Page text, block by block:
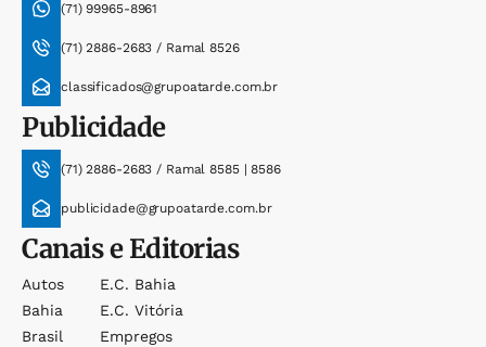
(71) 99965-8961
(71) 2886-2683 / Ramal 8526
classificados@grupoatarde.com.br
Publicidade
(71) 2886-2683 / Ramal 8585 | 8586
publicidade@grupoatarde.com.br
Canais e Editorias
Autos
Bahia
Brasil
E.c. Bahia
E.c. Vitória
Empregos